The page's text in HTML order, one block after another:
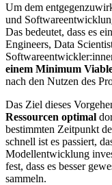
Um dem
und
Das bedeutet, dass es
Engineers, Data
einem Minimum
nach den Nutzen des
Das Ziel dieses
Ressourcen optimal
bestimmten Zeitpunkt
schnell ist es passiert,
Modellentwicklung
fest, dass es besser
sammeln.